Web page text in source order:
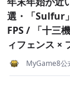
選・「Sulfur
FPS / 「十三
ィフェンス ×
MyGame8公